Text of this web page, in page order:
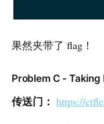
果然夹带了 flag！
Problem C - Taking
传送门： https://